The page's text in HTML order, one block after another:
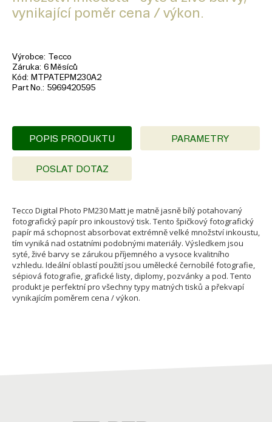
vynikající poměr cena / výkon.
Výrobce Tecco
Záruka 6 Měsíců
Kód
MTPATEPM230A2
Part No. 5969420595
POPIS PRODUKTU PARAMETRY
POSLAT DOTAZ
Tecco Digital Photo PM230 Matt je matně jasně bílý potahovaný
fotografický papír pro inkoustový tisk. Tento špičkový fotografický
papír má schopnost absorbovat extrémně velké množství inkoustu,
tím vyniká nad ostatními podobnými materiály. Výsledkem jsou
syté, živé barvy se zárukou příjemného a vysoce kvalitního
vzhledu. Ideální oblastí použití jsou umělecké černobílé fotografie,
sépiová fotografie, grafické listy, diplomy, pozvánky a pod. Tento
produkt je perfektní pro všechny typy matných tisků a překvapí
vynikajícím poměrem cena / výkon.